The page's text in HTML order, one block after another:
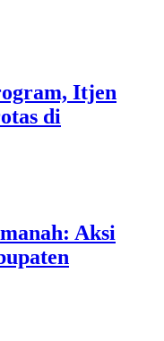
Itjen
di
Aksi